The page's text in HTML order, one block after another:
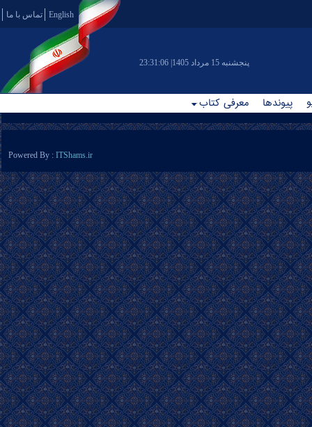
English تماس با ما
23:31:06 |پنجشنبه 15 مرداد 1405
پیوندها معرفی کتاب
Powered By : ITShams.ir